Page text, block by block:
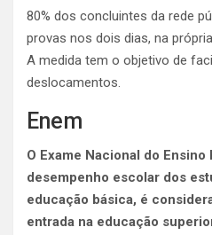
80% dos concluintes da rede
provas nos dois dias, na
A medida tem o objetivo de
deslocamentos.
Enem
O Exame Nacional do Ensino
desempenho escolar dos
educação básica, é
entrada na educação